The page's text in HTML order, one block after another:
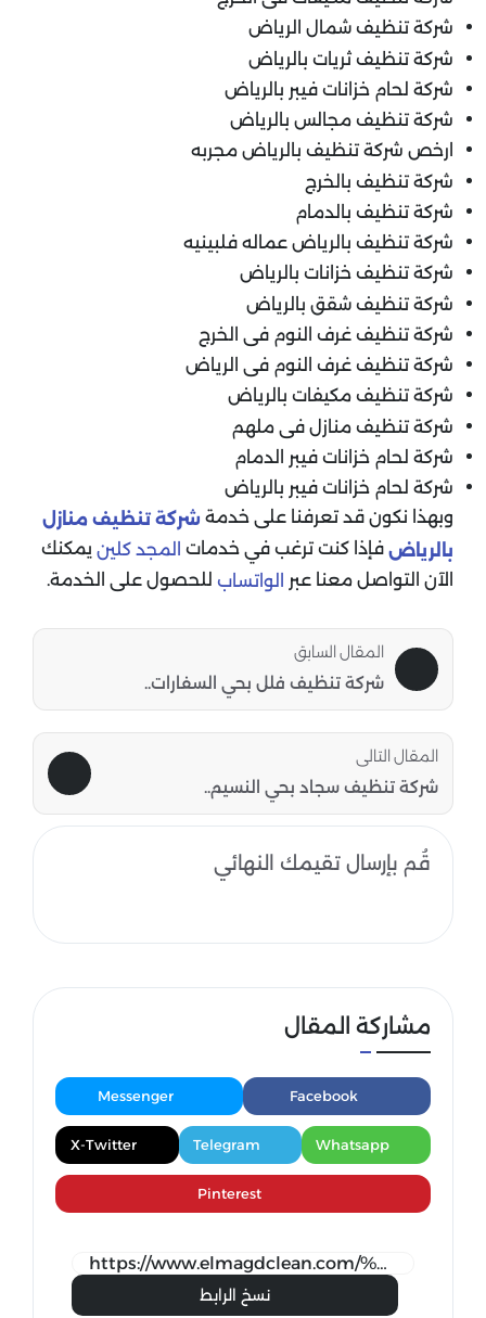
شركة تنظيف شمال الرياض
شركة تنظيف ثريات بالرياض
شركة لحام خزانات فيبر بالرياض
شركة تنظيف مجالس بالرياض
ارخص شركة تنظيف بالرياض مجربه
شركة تنظيف بالخرج
شركة تنظيف بالدمام
شركة تنظيف بالرياض عماله فلبينيه
شركة تنظيف خزانات بالرياض
شركة تنظيف شقق بالرياض
شركة تنظيف غرف النوم فى الخرج
شركة تنظيف غرف النوم فى الرياض
شركة تنظيف مكيفات بالرياض
شركة تنظيف منازل فى ملهم
شركة لحام خزانات فيبر الدمام
شركة لحام خزانات فيبر بالرياض
وبهذا نكون قد تعرفنا على خدمة شركة تنظيف منازل
بالرياض فإذا كنت ترغب في خدمات المجد كلين يمكنك
الآن التواصل معنا عبر
الواتساب للحصول على الخدمة.
المقال السابق
شركة تنظيف فلل بحي السفارات..
المقال التالى
شركة تنظيف سجاد بحي النسيم..
قُم بإرسال تقيمك النهائي
مشاركة المقال
Facebook
Messenger
Whatsapp
Telegram
X-Twitter
Pinterest
نسخ الرابط